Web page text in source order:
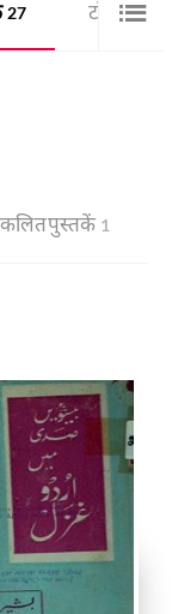
27 टॉप 20
संकलित पुस्तकें 1